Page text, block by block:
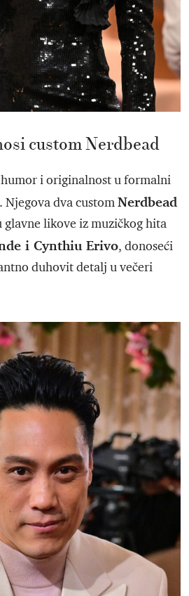
custom Nerdbead
i originalnost u formalni
Njegova dva customNerdbead
likove iz muzičkog hita
i Cynthiu Erivo, donoseći
duhovit detalj u večeri